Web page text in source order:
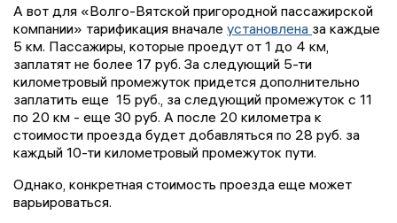
А вот для «Волго-Вятской пригородной пассажирской
компании» тарификация вначале установлена за каждые
5 км. Пассажиры, которые проедут от 1 до 4 км,
заплатят не более 17 руб. За следующий 5-ти
километровый промежуток придется дополнительно
заплатить еще 15 руб., за следующий промежуток с 11
по 20 км - еще 30 руб. А после 20 километра к
стоимости проезда будет добавляться по 28 руб. за
каждый 10-ти километровый промежуток пути.
Однако, конкретная стоимость проезда еще может
варьироваться.